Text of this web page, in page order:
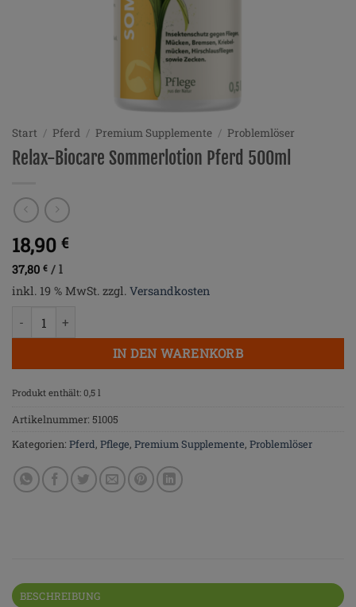
Start / Pferd / Premium Supplemente / Problemlöser
Relax-Biocare Sommerlotion Pferd 500ml
18,90 €
37,80 € / l
inkl. 19 % MwSt. zzgl. Versandkosten
IN DEN WARENKORB
Produkt enthält: 0,5 l
Artikelnummer: 51005
Kategorien: Pferd, Pflege, Premium Supplemente, Problemlöser
BESCHREIBUNG